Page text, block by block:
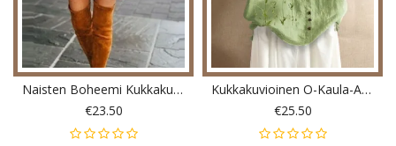
Naisten Boheemi Kukkakuvioinen Puhvihihainen V-Pääntie Polvipituiset Midi-Mekot
€23.50
Kukkakuvioinen O-Kaula-Aukkoinen Lyhythihainen T-Paita Naisille
€25.50